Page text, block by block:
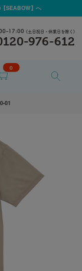
SEABOW】へ
0
17:00 (土日祝日・休業日を除く)
976-612
01